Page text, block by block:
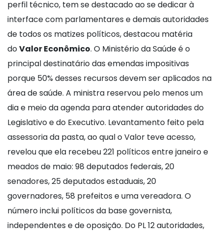
perfil técnico, tem se destacado ao se dedicar à
interface com parlamentares e demais autoridades
de todos os matizes políticos, destacou matéria
doValor Econômico. O Ministério da Saúde é o
principal destinatário das emendas impositivas
porque 50% desses recursos devem ser aplicados na
área de saúde. A ministra reservou pelo menos um
dia e meio da agenda para atender autoridades do
Legislativo e do Executivo. Levantamento feito pela
assessoria da pasta, ao qual o Valor teve acesso,
revelou que ela recebeu 221 políticos entre janeiro e
meados de maio: 98 deputados federais, 20
senadores, 25 deputados estaduais, 20
governadores, 58 prefeitos e uma vereadora. O
número inclui políticos da base governista,
independentes e de oposição. Do PL 12 autoridades,